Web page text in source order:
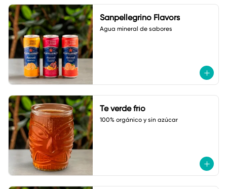
Sanpellegrino Flavors
Agua mineral de sabores
Te verde frío
100% orgánico y sin azúcar